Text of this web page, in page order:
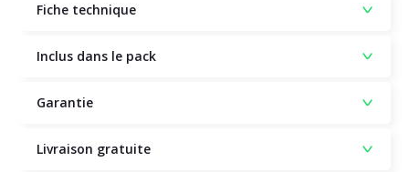
Fiche technique
Inclus dans le pack
Garantie
Livraison gratuite